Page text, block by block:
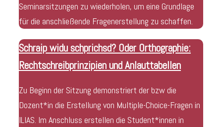
Seminarsitzungen zu wiederholen, um eine Grundlage
für die anschließende Fragenerstellung zu schaffen.
Schraip widu schprichsd? Oder Orthographie:
Rechtschreibprinzipien und Anlauttabellen
Zu Beginn der Sitzung demonstriert der bzw die
Dozent*in die Erstellung von Multiple-Choice-Fragen in
ILIAS. Im Anschluss erstellen die Student*innen in